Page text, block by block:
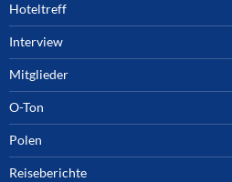
Hoteltreff
Interview
Mitglieder
O-Ton
Polen
Reiseberichte